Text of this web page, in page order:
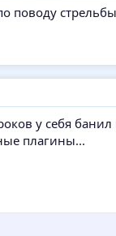
поводу
у себя
плагины...